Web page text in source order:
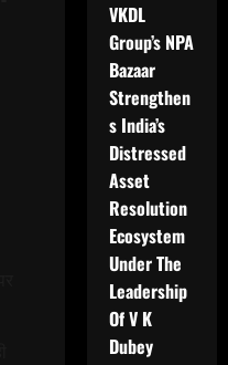
VKDL
Group’s NPA
Bazaar
Strengthen
s India’s
Distressed
Asset
Resolution
Ecosystem
Under The
Leadership
Of V K
Dubey